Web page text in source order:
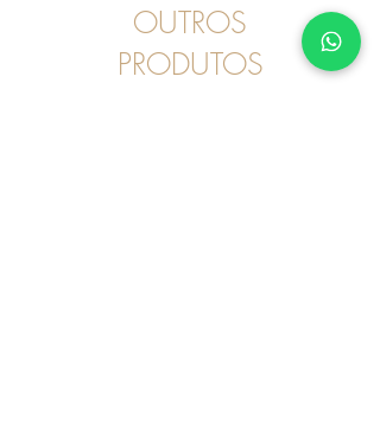
OUTROS
PRODUTOS